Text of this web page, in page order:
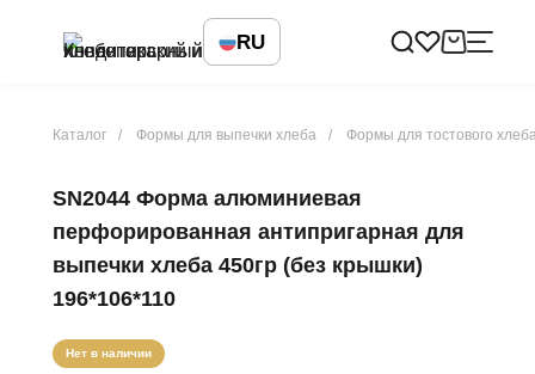
RU
Каталог Формы для выпечки хлеба Формы для тостового
SN2044 Форма алюминиевая
перфорированная антипригарная для
выпечки хлеба 450гр (без крышки)
196*106*110
Нет в наличии